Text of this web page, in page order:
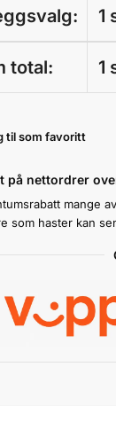
1
total: 1
til som favoritt
på nettordrer
mange
som haster kan